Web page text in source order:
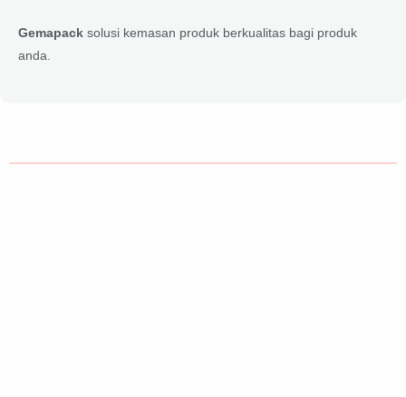
Gemapack solusi kemasan produk berkualitas bagi produk
anda.